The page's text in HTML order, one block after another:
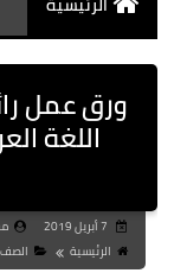
ورق عمل
اللغة
الرئيسية
الصف